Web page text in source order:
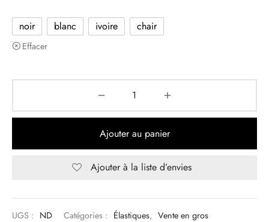
noir blanc ivoire chair
Effacer
Ajouter au panier
Ajouter à la liste d’envies
UGS : ND Catégories : Élastiques, Vente en gros